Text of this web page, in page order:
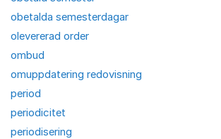
obetalda semesterdagar
olevererad order
ombud
omuppdatering redovisning
period
periodicitet
periodisering